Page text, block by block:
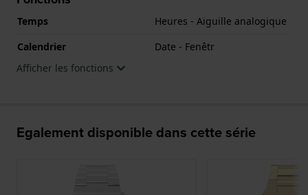
Temps
Heures - Aiguille analogique
Calendrier
Date - Fenêtr
Afficher les fonctions
Egalement disponible dans cette série